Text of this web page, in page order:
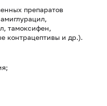
препаратов
тамоксифен,
контрацептивы и др.).